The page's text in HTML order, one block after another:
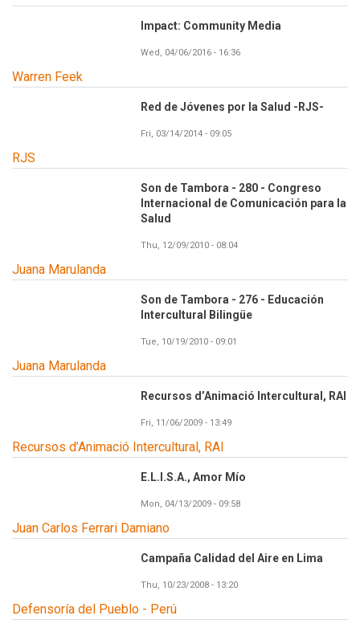
Impact: Community Media
Wed, 04/06/2016 - 16:36
Warren Feek
Red de Jóvenes por la Salud -RJS-
Fri, 03/14/2014 - 09:05
RJS
Son de Tambora - 280 - Congreso
Internacional de Comunicación para la
Salud
Thu, 12/09/2010 - 08:04
Juana Marulanda
Son de Tambora - 276 - Educación
Intercultural Bilingüe
Tue, 10/19/2010 - 09:01
Juana Marulanda
Recursos d’Animació Intercultural, RAI
Fri, 11/06/2009 - 13:49
Recursos d’Animació Intercultural, RAI
E.L.I.S.A., Amor Mío
Mon, 04/13/2009 - 09:58
Juan Carlos Ferrari Damiano
Campaña Calidad del Aire en Lima
Thu, 10/23/2008 - 13:20
Defensoría del Pueblo - Perú